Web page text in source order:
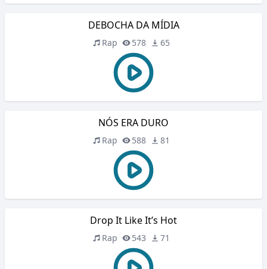
DEBOCHA DA MÍDIA
Rap 578 65
NÓS ERA DURO
Rap 588 81
Drop It Like It’s Hot
Rap 543 71